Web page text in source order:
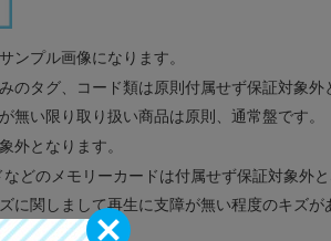
ンプル画像になります。
のタグ、コード類は原則付属せず保証対象外
無い限り取り扱い商品は原則、通常盤です。
外となります。
どのメモリーカードは付属せず保証対象外と
に関しまして再生に支障が無い程度のキズが